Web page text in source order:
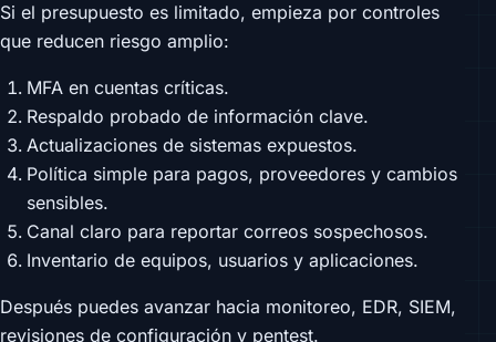
Si el presupuesto es limitado, empieza por controles
que reducen riesgo amplio:
MFA en cuentas críticas.
Respaldo probado de información clave.
Actualizaciones de sistemas expuestos.
Política simple para pagos, proveedores y cambios
sensibles.
Canal claro para reportar correos sospechosos.
Inventario de equipos, usuarios y aplicaciones.
Después puedes avanzar hacia monitoreo, EDR, SIEM,
revisiones de configuración y pentest.